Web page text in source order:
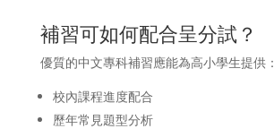
補習可如何配合呈分試？
優質的中文專科補習應能為高小學生提供：
校內課程進度配合
歷年常見題型分析